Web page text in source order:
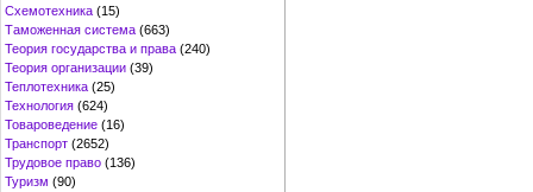
Схемотехника (15)
Таможенная система (663)
Теория государства и права (240)
Теория организации (39)
Теплотехника (25)
Технология (624)
Товароведение (16)
Транспорт (2652)
Трудовое право (136)
Туризм (90)